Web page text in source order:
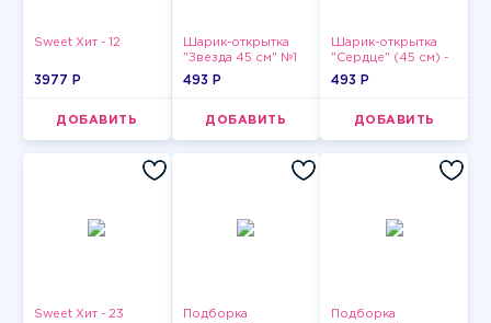
Sweet Хит - 12
3977 P
ДОБАВИТЬ
Шарик-открытка
"Звезда 45 см" №1
493 P
ДОБАВИТЬ
Шарик-открытка
"Сердце" (45 см) -
2
493 P
ДОБАВИТЬ
Sweet Хит - 23
Подборка
Подборка